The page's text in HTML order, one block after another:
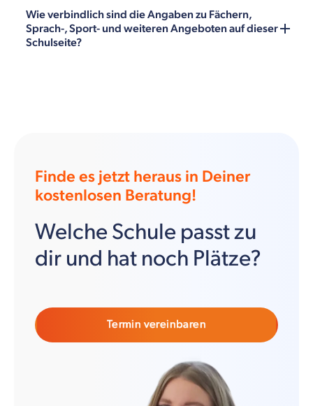
Wie verbindlich sind die Angaben zu Fächern,
Sprach-, Sport- und weiteren Angeboten auf dieser
Schulseite?
Finde es jetzt heraus in Deiner
kostenlosen Beratung!
Welche Schule passt zu
dir und hat noch Plätze?
Termin vereinbaren